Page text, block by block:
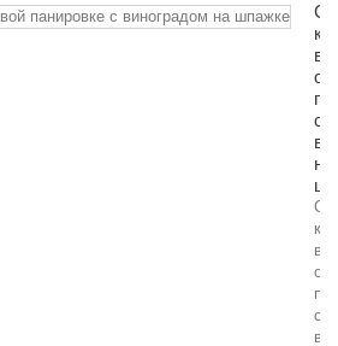
в
с
на
в
с